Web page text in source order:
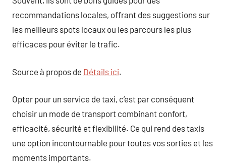
recommandations locales, offrant des suggestions sur
les meilleurs spots locaux ou les parcours les plus
efficaces pour éviter le trafic.
Source à propos de Détails ici.
Opter pour un service de taxi, c’est par conséquent
choisir un mode de transport combinant confort,
efficacité, sécurité et flexibilité. Ce qui rend des taxis
une option incontournable pour toutes vos sorties et les
moments importants.